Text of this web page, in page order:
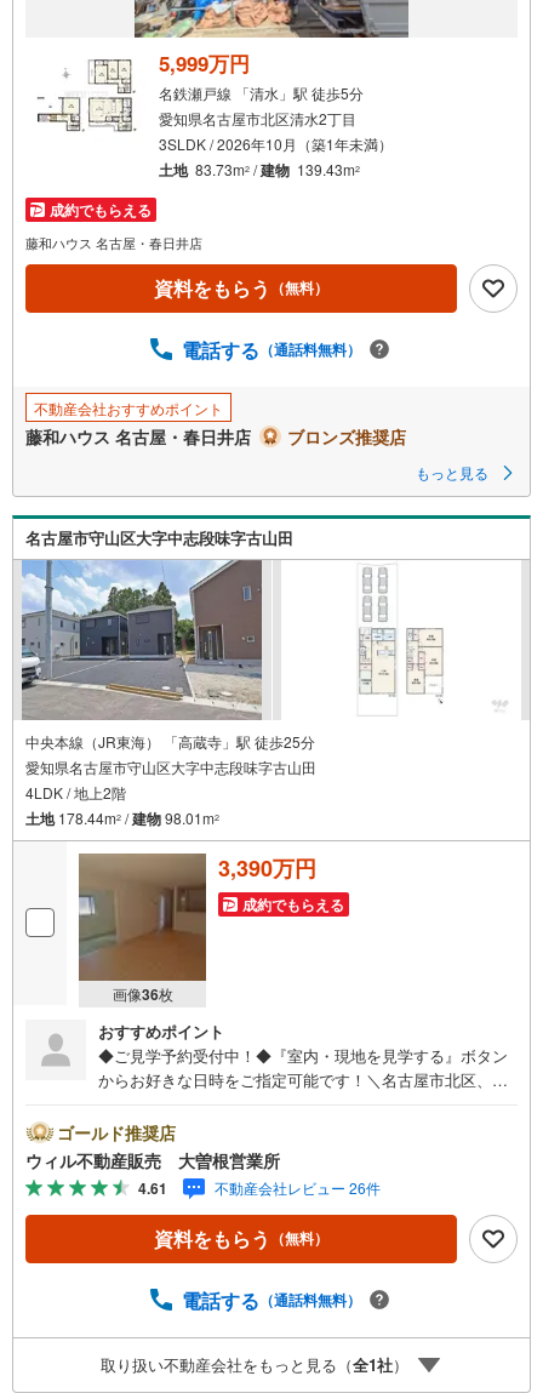
イ
ペ
ー
す
る
5,999万円
名鉄瀬戸線 「清水」駅 徒歩5分
愛知県名古屋市北区清水2丁目
3SLDK / 2026年10月（築1年未満）
土地 83.73m2 /建物 139.43m2
成約でもらえる
藤和ハウス 名古屋・春日井店
資料をもらう （無料）
電話する （通話料無料）
不動産会社おすすめポイント
藤和ハウス 名古屋・春日井店 ブロンズ推奨店
もっと見る
名古屋市守山区大字中志段味字古山田
中央本線（JR東海） 「高蔵寺」駅 徒歩25分
愛知県名古屋市守山区大字中志段味字古山田
4LDK / 地上2階
土地178.44m2 /建物98.01m2
画像36枚
3,390万円
成約でもらえる
おすすめポイント
◆ご見学予約受付中！◆『室内・現地を見学する』ボタン
からお好きな日時をご指定可能です！＼名古屋市北区、守
区、守山区の直接のご売却依頼を数多くいただいている不
動産仲介会社です。ネット上で分かる立地環境はもちろ
ん、過去にお任せいただいたお客様に現地の生の声をもと
に住戸環境を提案致します。＼平日のお住まい探しの方へ/
弊社では平日にご内覧・契約など平日にお住まい探しをさ
れるお客様にサービスをご用意しています。＼お仕事で忙
事前にご予約頂きましたら営業時間外でのご内覧もご対応
動産業者間で不動産情報が共有されているので、名古屋市
全域や、その他隣接エリアでもご内覧が可能です！ 【大曽
ゴールド推奨店
ウィル不動産販売 大曽根営業所
4.61 不動産会社レビュー 26件
資料をもらう （無料）
電話する （通話料無料）
取り扱い不動産会社をもっと見る（全1社）